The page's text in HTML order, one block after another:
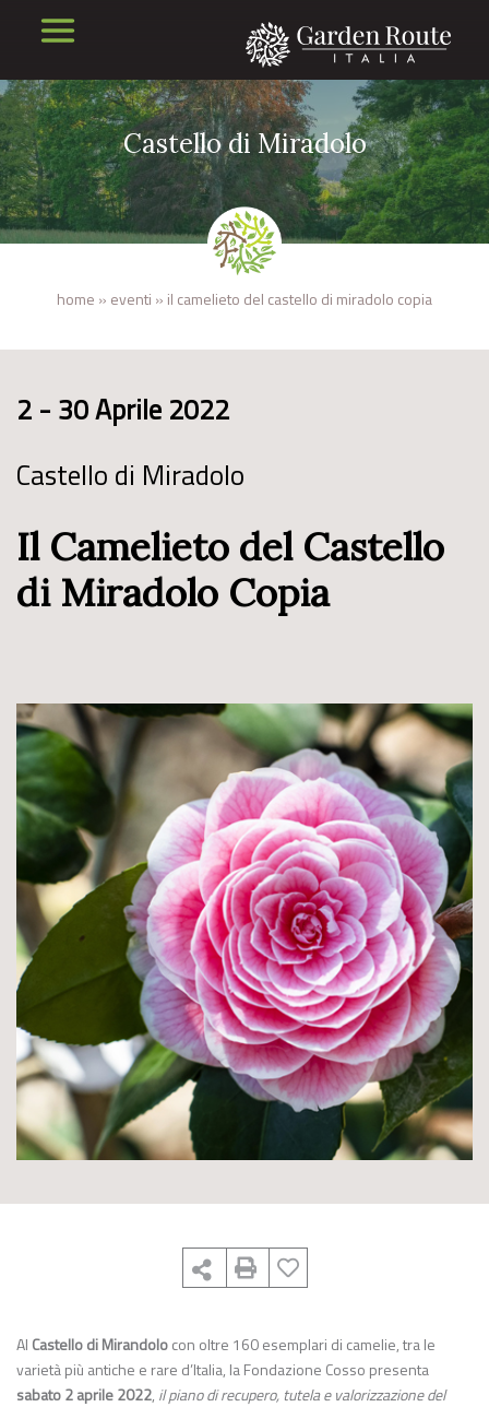
Castello di Miradolo
home » eventi » il camelieto del castello di miradolo copia
2 - 30 Aprile 2022
Castello di Miradolo
Il Camelieto del Castello
di Miradolo Copia
Al Castello di Mirandolocon oltre 160 esemplari di camelie, tra le
varietà più antiche e rare d’Italia, la Fondazione Cosso presenta
sabato 2 aprile 2022, il piano di recupero, tutela e valorizzazione del